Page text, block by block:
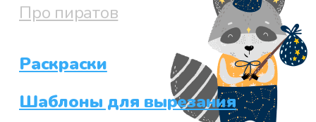
Про пиратов
Раскраски
Шаблоны для вырезания